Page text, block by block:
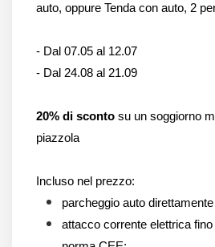
auto, oppure Tenda con auto, 2
- Dal 07.05 al 12.07
- Dal 24.08 al 21.09
20% di sconto su un soggiorno
piazzola
Incluso nel prezzo:
parcheggio auto
attacco corrente elettrica